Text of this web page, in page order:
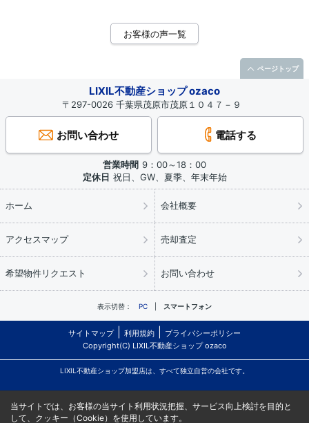
お客様の声一覧
LIXIL不動産ショップ ozaco
〒297-0026 千葉県茂原市茂原１０４７－９
お問い合わせ 電話する
営業時間 9：00～18：00
定休日 祝日、GW、夏季、年末年始
ホーム 会社概要
アクセスマップ 売却査定
希望物件リクエスト お問い合わせ
表示切替： PC スマートフォン
サイトマップ 利用規約
プライバシーポリシー
Copyright(C) LIXIL不動産ショップ ozaco
LIXIL不動産ショップ加盟店は、すべて独立自営の会社です。
ページトップ
当サイトでは、お客様の当サイト利用状況把握、サービス向上検討を目的と
して、クッキー（Cookie）を使用しています。